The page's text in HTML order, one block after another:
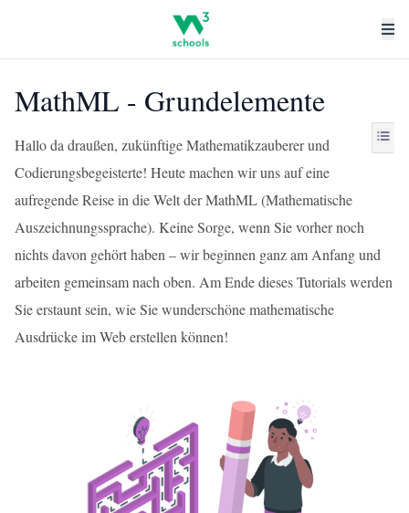
MathML - Grundelemente
Hallo da draußen, zukünftige Mathematikzauberer und
Codierungsbegeisterte! Heute machen wir uns auf eine
aufregende Reise in die Welt der MathML (Mathematische
Auszeichnungssprache). Keine Sorge, wenn Sie vorher noch
nichts davon gehört haben – wir beginnen ganz am Anfang und
arbeiten gemeinsam nach oben. Am Ende dieses Tutorials werden
Sie erstaunt sein, wie Sie wunderschöne mathematische
Ausdrücke im Web erstellen können!